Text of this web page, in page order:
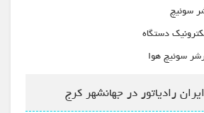
سوئیچ
دستگاه
سوئیچ هوا
رادیاتور در جهانشهر کرج